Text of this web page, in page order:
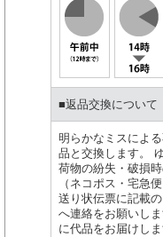
■返品交換について
明らかなミスによ
品と交換します。
荷物の紛失・破損
（ネコポス・宅急
送り状伝票に記載
へ連絡をお願いし
に代品をお届けしま